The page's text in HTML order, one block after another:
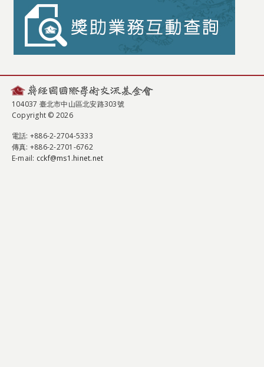
104037 臺北市中山區北安路303號
Copyright © 2026
電話: +886-2-2704-5333
傳真: +886-2-2701-6762
E-mail: cckf@ms1.hinet.net